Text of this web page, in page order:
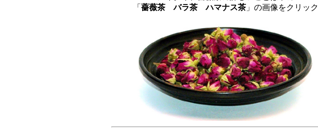
「 薔薇茶 バラ茶 ハマナス茶 」の画像をクリック